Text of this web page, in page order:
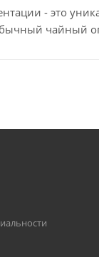
- это
чайный